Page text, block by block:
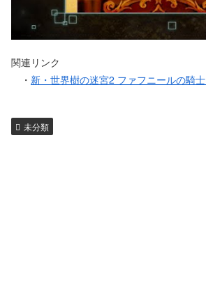
関連リンク
・ 新・世界樹の迷宮2 ファフニールの騎
未分類